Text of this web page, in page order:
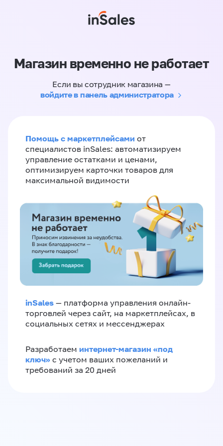
Магазин временно не работает
Если вы сотрудник магазина —
войдите в панель администратора
Помощь с маркетплейсами от
специалистов inSales: автоматизируем
управление остатками и ценами,
оптимизируем карточки товаров для
максимальной видимости
inSales — платформа управления онлайн-
торговлей через сайт, на маркетплейсах, в
социальных сетях и мессенджерах
Разработаем интернет-магазин «‎под
ключ»‎ с учетом ваших пожеланий и
требований за 20 дней